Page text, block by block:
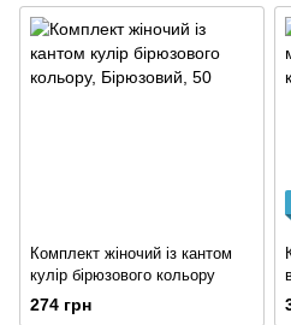
Комплект жіночий із кантом
кулір бірюзового кольору
274 грн